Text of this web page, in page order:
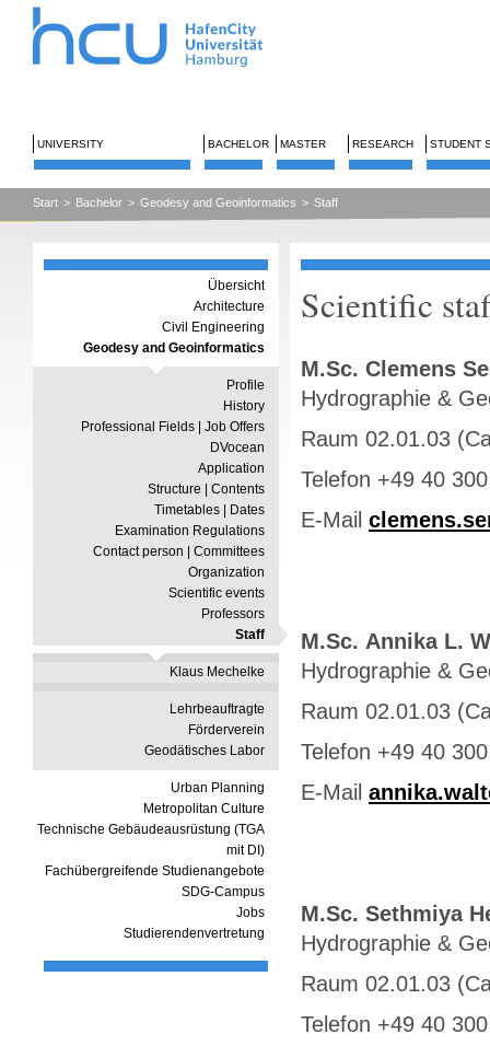
UNIVERSITY BACHELOR MASTER RESEARCH STUDENT
Start > Bachelor > Geodesy and Geoinformatics > Staff
Übersicht
Architecture
Civil Engineering
Geodesy and Geoinformatics
Profile
History
Professional Fields | Job Offers
DVocean
Application
Structure | Contents
Timetables | Dates
Examination Regulations
Contact person | Committees
Organization
Scientific events
Professors
Staff
Klaus Mechelke
Lehrbeauftragte
Förderverein
Geodätisches Labor
Urban Planning
Metropolitan Culture
Technische Gebäudeausrüstung (TGA
mit DI)
Fachübergreifende Studienangebote
SDG-Campus
Jobs
Studierendenvertretung
Scientific
M.Sc. Clemens
Hydrographie &
Raum 02.01.03
Telefon +49 40
E-Mail
M.Sc. Annika L.
Hydrographie &
Raum 02.01.03
Telefon +49 40
E-Mail
M.Sc. Sethmiya
Hydrographie &
Raum 02.01.03
Telefon +49 40